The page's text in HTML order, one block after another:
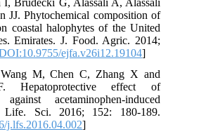
JJ. Phytochemical composition of
coastal halophytes of the United
Emirates. J. Food. Agric. 2014;
[DOI:10.9755/ejfa.v26i12.19104
Wang M, Chen C, Zhang X and
Hepatoprotective effect of
against acetaminophen-induced
Life. Sci. 2016; 152: 180-189.
j.lfs.2016.04.002